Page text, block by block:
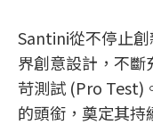
Santini從不停止
界創意設計，不
苛測試 (Pro Test)
的頭銜，奠定其持